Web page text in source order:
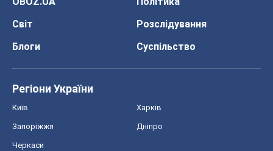
Світ
Розслідування
Блоги
Суспільство
Регіони України
Київ Харків
Запоріжжя Дніпро
Черкаси